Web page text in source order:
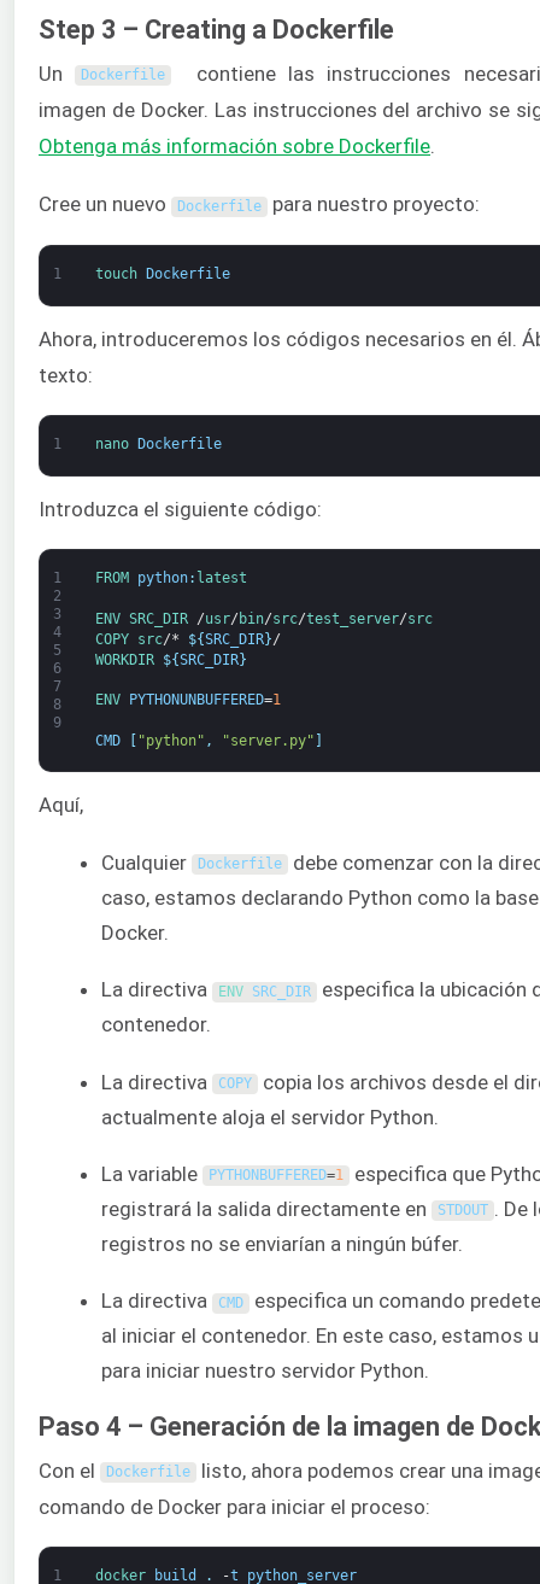
Step 3 – Creating a Dockerfile
Un Dockerfile contiene las instrucciones
imagen de Docker. Las instrucciones del archivo se
Obtenga más información sobre Dockerfile
Cree un nuevo Dockerfile para nuestro proyecto:
1 touch Dockerfile
Ahora, introduceremos los códigos necesarios en él.
texto:
1 nano Dockerfile
Introduzca el siguiente código:
1
2
3
4
5
6
7
8
9
FROM python: latest
ENV SRC_DIR /usr/ bin/src/test_server/src
COPY
src/* ${SRC_DIR}/
WORKDIR
${SRC_DIR}
ENV PYTHONUNBUFFERED=1
CMD [ "python" , "server.py" ]
Aquí,
Cualquier Dockerfile debe comenzar con la
caso, estamos declarando Python como la
Docker.
La directiva ENV SRC_DIR especifica la ubicación
contenedor.
La directiva COPY copia los archivos desde el
actualmente aloja el servidor Python.
La variable PYTHONBUFFERED=1 especifica que
registrará la salida directamente en
STDOUT . De
registros no se enviarían a ningún búfer.
La directiva CMD especifica un comando
al iniciar el contenedor. En este caso, estamos
para iniciar nuestro servidor Python.
Paso 4 – Generación de la imagen de
Con el Dockerfile listo, ahora podemos crear una
comando de Docker para iniciar el proceso:
1 docker build . -t python_server